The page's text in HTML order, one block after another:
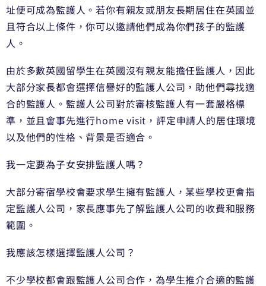
址便可成為監護人。若你有親友或朋友長期居住在英國並
且符合以上條件，你可以邀請他們成為你們孩子的監護
人。
由於多數英國留學生在英國沒有親友能擔任監護人，因此
大部分家長都會選擇信譽好的監護人公司，助他們尋找適
合的監護人。監護人公司對於審核監護人有一套嚴格標
準，並且會事先進行home visit，評定申請人的居住環境
以及他們的性格、背景是否適合。
我一定要為子女安排監護人嗎？
大部分寄宿學校會要求學生擁有監護人，某些學校更會指
定監護人公司，家長應事先了解監護人公司的收費和服務
範圍。
我應該怎樣選擇監護人公司？
不少學校都會跟監護人公司合作，為學生推介合適的監護